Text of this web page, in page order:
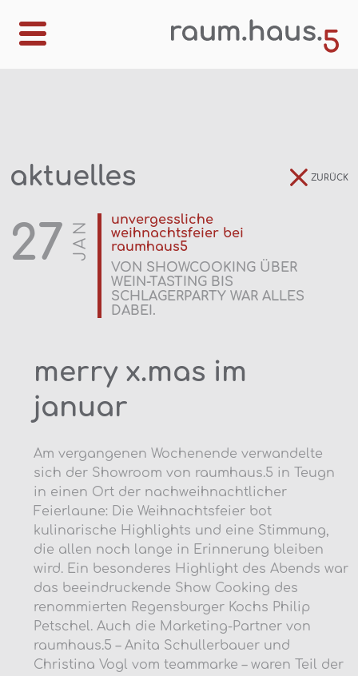
ZURÜCK
aktuelles
27 JAN
unvergessliche
weihnachtsfeier bei
raumhaus5
VON SHOWCOOKING ÜBER
WEIN-TASTING BIS
SCHLAGERPARTY WAR ALLES
DABEI.
merry x.mas im
januar
Am vergangenen Wochenende verwandelte
sich der Showroom von raumhaus.5 in Teugn
in einen Ort der nachweihnachtlicher
Feierlaune: Die Weihnachtsfeier bot
kulinarische Highlights und eine Stimmung,
die allen noch lange in Erinnerung bleiben
wird. Ein besonderes Highlight des Abends war
das beeindruckende Show Cooking des
renommierten Regensburger Kochs Philip
Petschel. Auch die Marketing-Partner von
raumhaus.5 – Anita Schullerbauer und
Christina Vogl vom teammarke – waren Teil der